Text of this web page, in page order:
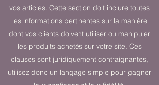
vos articles. Cette section doit inclure toutes
les informations pertinentes sur la manière
dont vos clients doivent utiliser ou manipuler
les produits achetés sur votre site. Ces
clauses sont juridiquement contraignantes,
utilisez donc un langage simple pour gagner